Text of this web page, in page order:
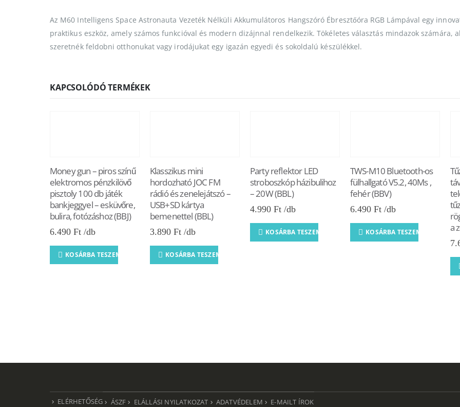
Az M60 Intelligens Space Astronauta Vezeték Nélküli Akkumulátoros Hangszóró Ébresztőóra RGB Lámpával egy
praktikus eszköz, amely számos funkcióval és modern dizájnnal rendelkezik. Tökéletes választás mindazok számára,
szeretnék feldobni otthonukat vagy irodájukat egy igazán egyedi és sokoldalú készülékkel.
KAPCSOLÓDÓ TERMÉKEK
Money gun – piros színű
elektromos pénzkilövő
pisztoly 100 db játék
bankjeggyel – esküvőre,
bulira, fotózáshoz (BBJ)
6.490 Ft
KOSÁRBA TESZEM
Klasszikus mini
hordozható JOC FM
rádió és zenelejátszó –
USB+SD kártya
bemenettel (BBL)
3.890 Ft
KOSÁRBA TESZEM
Party reflektor LED
stroboszkóp házibulihoz
– 20W (BBL)
4.990 Ft
KOSÁRBA TESZEM
TWS-M10 Bluetooth-os
fülhallgató V5.2, 40Ms ,
fehér (BBV)
6.490 Ft
KOSÁRBA TESZEM
a
ELÉRHETŐSÉG ÁSZF ELÁLLÁSI NYILATKOZAT ADATVÉDELEM E-MAILT ÍROK